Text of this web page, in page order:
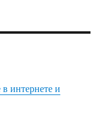
интернете и